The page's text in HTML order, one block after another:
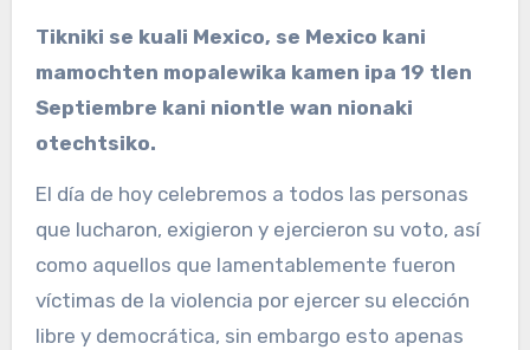
Tikniki se kuali Mexico, se Mexico kani
mamochten mopalewika kamen ipa 19 tlen
Septiembre kani niontle wan nionaki
otechtsiko.
El día de hoy celebremos a todos las personas
que lucharon, exigieron y ejercieron su voto, así
como aquellos que lamentablemente fueron
víctimas de la violencia por ejercer su elección
libre y democrática, sin embargo esto apenas